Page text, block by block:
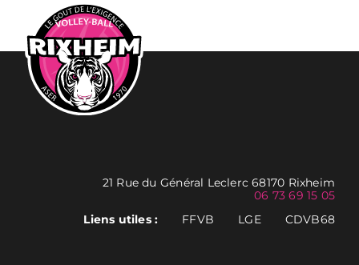
21 Rue du Général Leclerc 68170 Rixheim
06 73 69 15 05
Liens utiles :
FFVB LGE CDVB68